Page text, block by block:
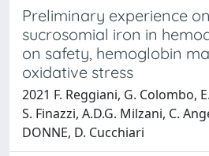
Preliminary experience
sucrosomial iron in
on safety, hemoglobin
oxidative stress
2021 F. Reggiani, G. Colombo,
S. Finazzi, A.D.G. Milzani, C.
DONNE, D. Cucchiari